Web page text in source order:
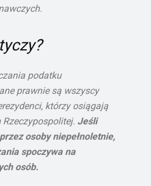
podatku
prawnie są wszyscy
którzy osiągają
Jeśli
osoby niepełnoletnie,
spoczywa na
osób.